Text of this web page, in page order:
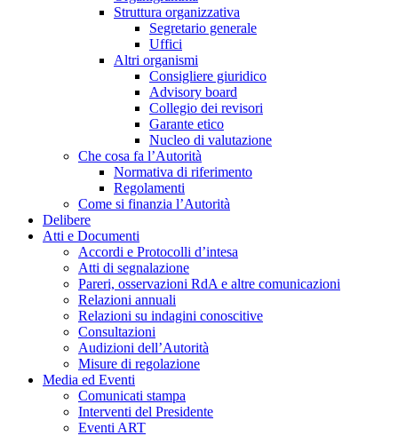
Struttura organizzativa
Segretario generale
Uffici
Altri organismi
Consigliere giuridico
Advisory board
Collegio dei revisori
Garante etico
Nucleo di valutazione
Che cosa fa l’Autorità
Normativa di riferimento
Regolamenti
Come si finanzia l’Autorità
Delibere
Atti e Documenti
Accordi e Protocolli d’intesa
Atti di segnalazione
Pareri, osservazioni RdA e altre comunicazioni
Relazioni annuali
Relazioni su indagini conoscitive
Consultazioni
Audizioni dell’Autorità
Misure di regolazione
Media ed Eventi
Comunicati stampa
Interventi del Presidente
Eventi ART